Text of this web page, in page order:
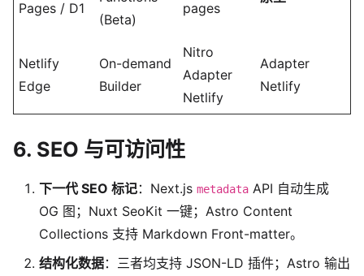
Pages / D1
(Beta)
pages
Netlify
Edge
On-demand
Builder
Nitro
Adapter
Netlify
Adapter
Netlify
6. SEO 与可访问性
下一代 SEO 标记：Next.js metadata API 自动生成
OG 图；Nuxt SeoKit 一键；Astro Content
Collections 支持 Markdown Front-matter。
结构化数据：三者均支持 JSON-LD 插件；Astro 输出